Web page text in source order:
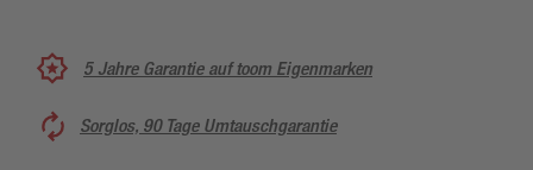
5 Jahre Garantie auf toom Eigenmarken
Sorglos, 90 Tage Umtauschgarantie